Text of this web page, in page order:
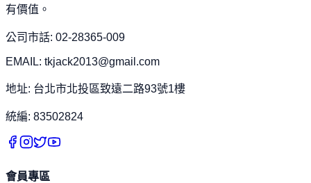
有價值。
公司市話: 02-28365-009
EMAIL: tkjack2013@gmail.com
地址: 台北市北投區致遠二路93號1樓
統編: 83502824
會員專區